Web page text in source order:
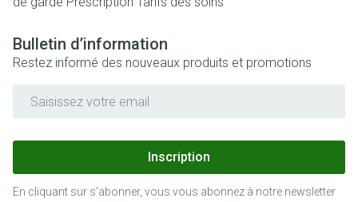
Bulletin d’information
Restez informé des nouveaux produits et promotions
Inscription
En cliquant sur s'abonner, vous vous abonnez à notre newsletter